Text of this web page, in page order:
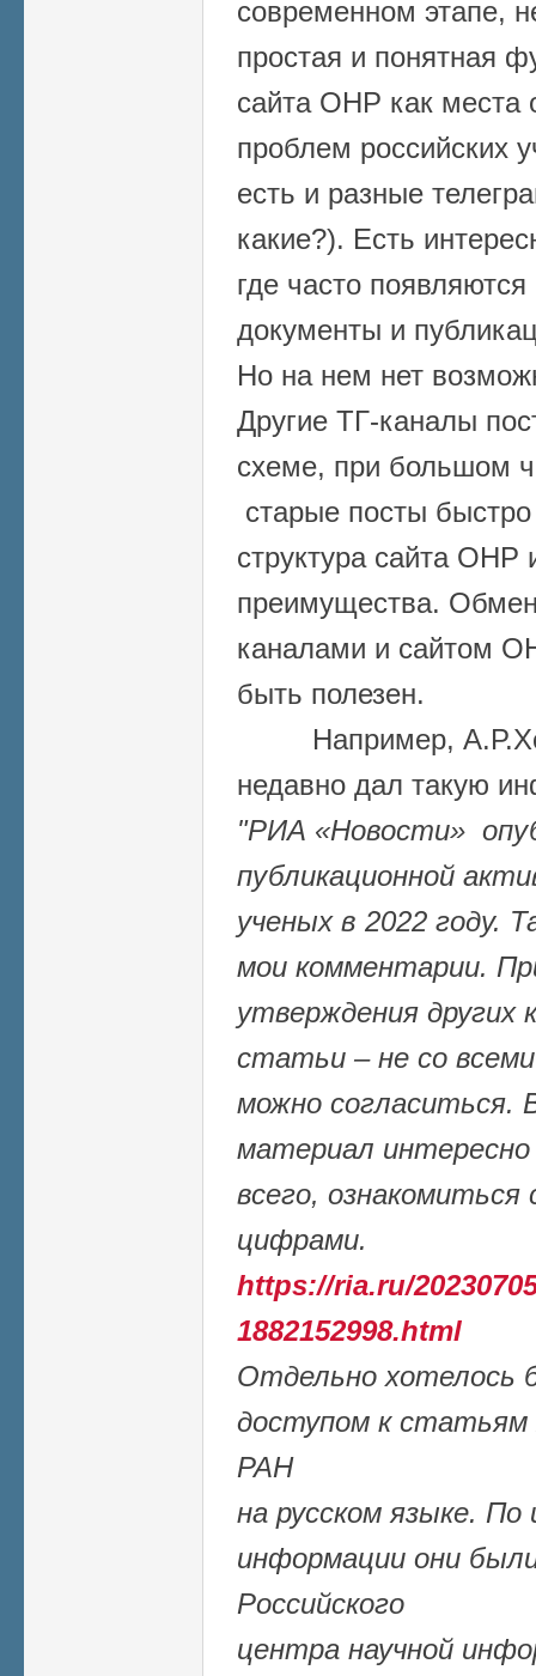
современном этапе,
простая и понятная
сайта ОНР как места
проблем российских
есть и разные
какие?). Есть
где часто
документы и
Но на нем нет
Другие ТГ-каналы
схеме, при большом
старые посты быстро
структура сайта ОНР
преимущества.
каналами и сайтом
быть полезен.
Например,
недавно дал такую
"РИА «Новости»
публикационной
ученых в 2022 году.
мои комментарии.
утверждения других
статьи – не со
можно согласиться.
материал
всего,
цифрами.
https://ria.ru/
1882152998.html
Отдельно хотелось
доступом к статьям
РАН
на русском языке.
информации они
Российского
центра научной